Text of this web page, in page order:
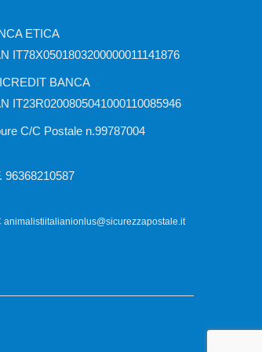
ETICA
IT78X0501803200000011141876
BANCA
IT23R0200805041000110085946
C/C Postale n.99787004
96368210587
animalistiitalianionlus@sicurezzapostale.it